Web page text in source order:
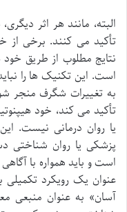
البته، مانند هر اثر
تأکید می کنند. برخی از
نتایج مطلوب از طریق خود
است. این تکنیک ها را
به تغییرات شگرف منجر
تأکید می کند، خود
یا روان درمانی نیست.
پزشکی یا روان شناختی
است و باید همواره با
عنوان یک رویکرد تکمیلی
آسان» به عنوان منبعی